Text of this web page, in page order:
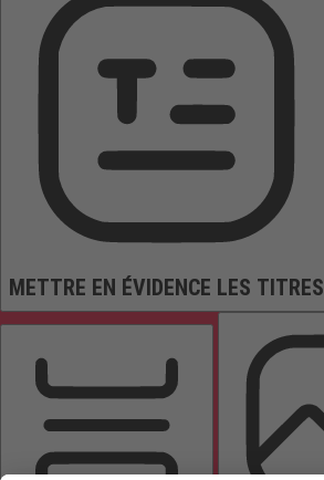
METTRE EN ÉVIDENCE LES TITRES